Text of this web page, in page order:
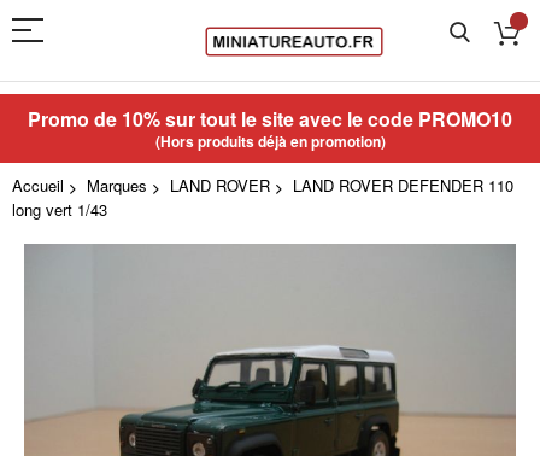
Promo de 10% sur tout le site avec le code PROMO10
(Hors produits déjà en promotion)
Accueil Marques LAND ROVER
LAND ROVER DEFENDER 110
long vert 1/43